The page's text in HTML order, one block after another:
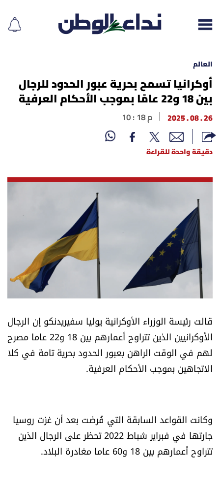
إقرأ الجريدة
لبنان
الغلاف
نداء اليوم
محليات
أسرار
متفرقات
نداء القرّاء
كتّابنا
تحت المجهر
اقتصاد
العالم
العالم
أوكرانيا تسمح بحرية عبور الحدود للرجال
بين 18 و22 عامًا بموجب الأحكام العرفية
26 . 08 . 2025 10 : 18 م
دقيقة واحدة للقراءة
قالت رئيسة الوزراء الأوكرانية يوليا سفيريدنكو إن الرجال
الأوكرانيين الذين تتراوح أعمارهم بين 18 و22 عاما مصرح
لهم في الوقت الراهن بعبور الحدود بحرية تامة في كلا
الاتجاهين بموجب الأحكام العرفية.
وكانت القواعد السابقة التي فُرضت بعد أن غزت روسيا
جارتها في فبراير شباط 2022 تحظر على الرجال الذين
تتراوح أعمارهم بين 18 و60 عاما مغادرة البلاد.